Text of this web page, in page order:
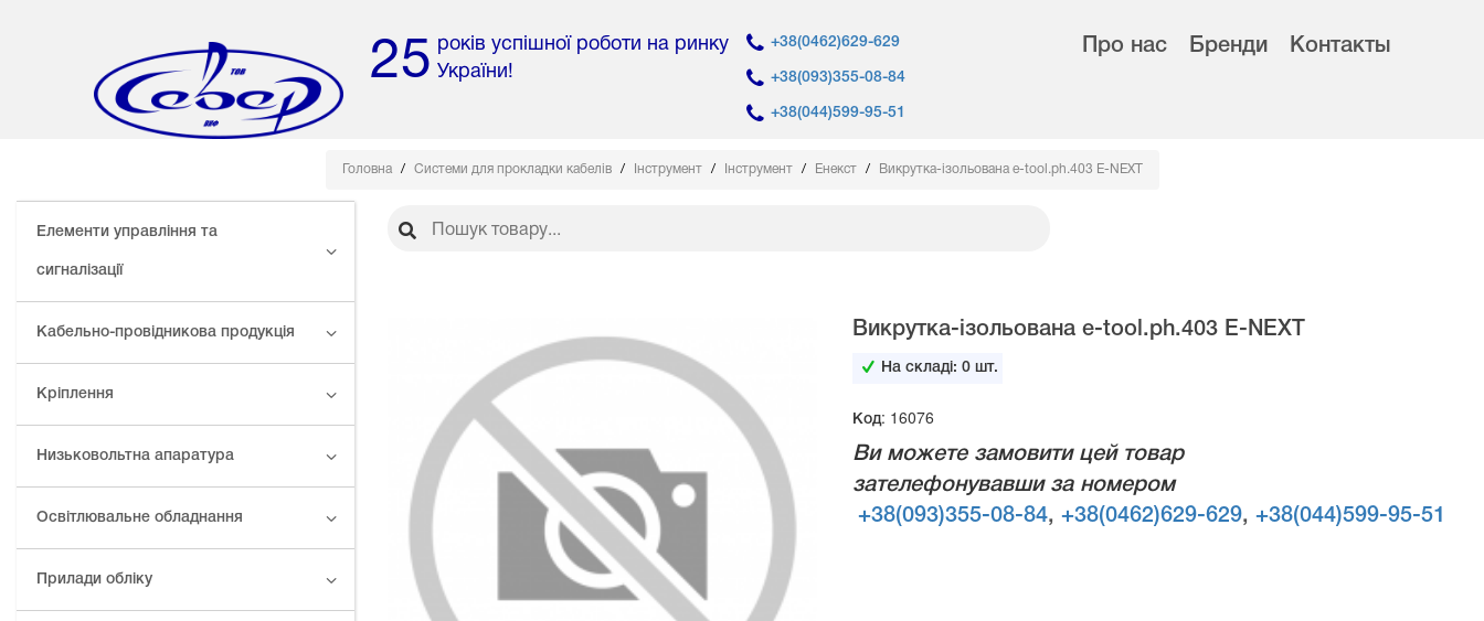
25 років успішної роботи на ринку
України!
+38(0462)629-629
+38(093)355-08-84
+38(044)599-95-51
Про нас Бренди Контакты
Елементи управління та
сигналізації
Кабельно-провідникова продукція
Кріплення
Низьковольтна апаратура
Освітлювальне обладнання
Прилади обліку
Головна Системи для прокладки кабелів Інструмент Інструмент Енекст Викрутка-ізольована e-tool.ph.403 E-NEXT
Викрутка-ізольована e-tool.ph.403 E-NEXT
На складі: 0шт.
Код: 16076
Ви можете замовити цей товар
зателефонувавши за номером
+38(093)355-08-84, +38(0462)629-629, +38(044)599-95-51